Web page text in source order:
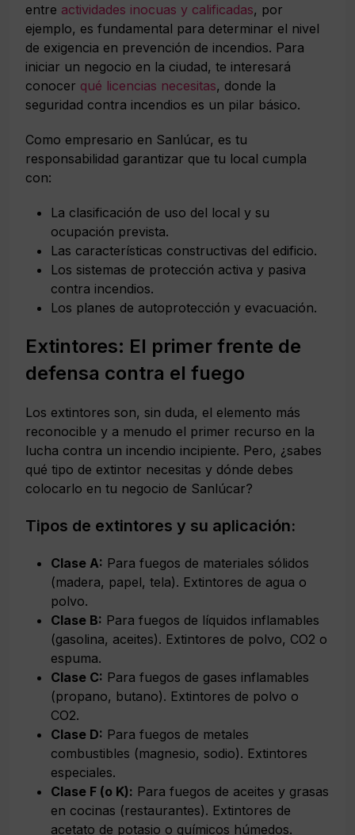
entre actividades inocuas y calificadas, por
ejemplo, es fundamental para determinar el nivel
de exigencia en prevención de incendios. Para
iniciar un negocio en la ciudad, te interesará
conocer qué licencias necesitas, donde la
seguridad contra incendios es un pilar básico.
Como empresario en Sanlúcar, es tu
responsabilidad garantizar que tu local cumpla
con:
La clasificación de uso del local y su
ocupación prevista.
Las características constructivas del edificio.
Los sistemas de protección activa y pasiva
contra incendios.
Los planes de autoprotección y evacuación.
Extintores: El primer frente de
defensa contra el fuego
Los extintores son, sin duda, el elemento más
reconocible y a menudo el primer recurso en la
lucha contra un incendio incipiente. Pero, ¿sabes
qué tipo de extintor necesitas y dónde debes
colocarlo en tu negocio de Sanlúcar?
Tipos de extintores y su aplicación:
Clase A: Para fuegos de materiales sólidos
(madera, papel, tela). Extintores de agua o
polvo.
Clase B: Para fuegos de líquidos inflamables
(gasolina, aceites). Extintores de polvo, CO2 o
espuma.
Clase C: Para fuegos de gases inflamables
(propano, butano). Extintores de polvo o
CO2.
Clase D: Para fuegos de metales
combustibles (magnesio, sodio). Extintores
especiales.
Clase F (o K): Para fuegos de aceites y grasas
en cocinas (restaurantes). Extintores de
acetato de potasio o químicos húmedos.